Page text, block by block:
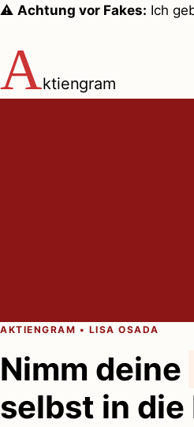
Zum
springen
⚠️ Achtung vor Fakes: Ich
Aktiengram
AKTIENGRAM • LISA OSADA
Nimm deine
selbst in die